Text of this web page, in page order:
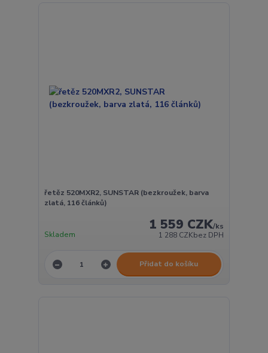
řetěz 520MXR2, SUNSTAR (bezkroužek, barva
zlatá, 116 článků)
1 559 CZK/ks
1 288 CZKbez DPH
Skladem
Přidat do košíku